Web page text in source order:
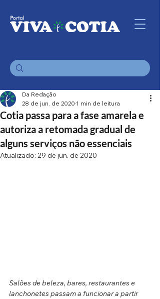
Cotia passa para a fase amarela e
autoriza a retomada gradual de
alguns serviços não essenciais
Da Redação
28 de jun. de 2020 1 min de leitura
Atualizado: 29 de jun. de 2020
Salões de beleza, bares, restaurantes e
lanchonetes passam a funcionar a partir